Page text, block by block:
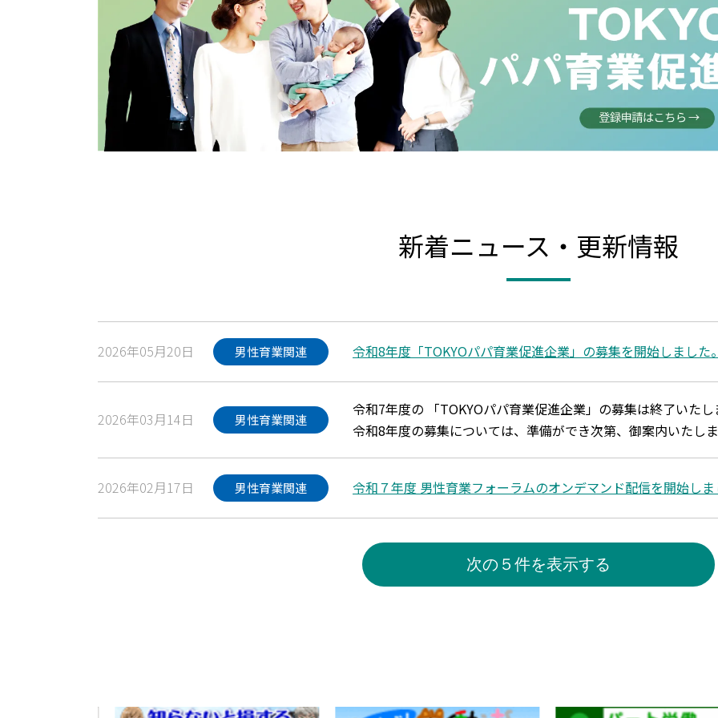
新着ニュース・更新情報
2026年05月20日 男性育業関連 令和8年度「TOKYOパパ育業促進企業」の募集を開始しました
2026年03月14日 男性育業関連
令和7年度の 「TOKYOパパ育業促進企業」の募集は終了いた
令和8年度の募集については、準備ができ次第、御案内いたし
2026年02月17日 男性育業関連 令和７年度 男性育業フォーラムのオンデマンド配信を開始し
次の５件を表示する